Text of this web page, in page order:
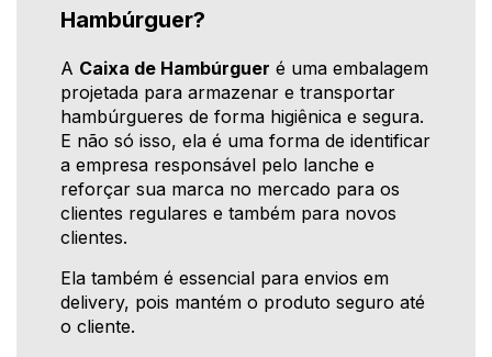
Hambúrguer?
A Caixa de Hambúrguer é uma embalagem
projetada para armazenar e transportar
hambúrgueres de forma higiênica e segura.
E não só isso, ela é uma forma de identificar
a empresa responsável pelo lanche e
reforçar sua marca no mercado para os
clientes regulares e também para novos
clientes.
Ela também é essencial para envios em
delivery, pois mantém o produto seguro até
o cliente.